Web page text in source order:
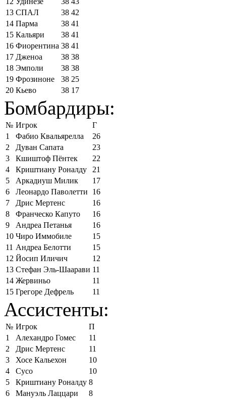
13 СПАЛ 38 42
14 Парма 38 41
15 Кальяри 38 41
16 Фиорентина 38 41
17 Дженоа 38 38
18 Эмполи 38 38
19 Фрозиноне 38 25
20 Кьево 38 17
Бомбардиры:
№ Игрок
Г
1
Фабио Квальярелла
26
2
Дуван Сапата
23
3
Кшиштоф Пёнтек
22
4
Криштиану Роналду
21
5
Аркадиуш Милик
17
6
Леонардо Паволетти
16
7
Дрис Мертенс
16
8
Франческо Капуто
16
9
Андреа Петанья
16
10 Чиро Иммобиле
15
11 Андреа Белотти
15
12 Йосип Иличич
12
13 Стефан Эль-Шаарави 11
14 Жервиньо
11
15 Грегоре Дефрель 11
Ассистенты:
№ Игрок
П
1
Алехандро Гомес
11
2
Дрис Мертенс
11
3
Хосе Кальехон
10
4
Сусо
10
5
Криштиану Роналду 8
6
Мануэль Лаццари
8